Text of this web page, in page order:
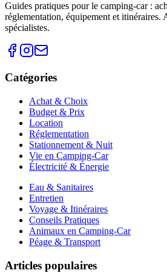
Guides pratiques pour le camping-car :
réglementation, équipement et itinéraires.
spécialistes.
Catégories
Achat & Choix
Budget & Prix
Location
Réglementation
Stationnement & Nuit
Vie en Camping-Car
Électricité & Énergie
Eau & Sanitaires
Entretien
Voyage & Itinéraires
Conseils Pratiques
Animaux en Camping-Car
Péage & Transport
Articles populaires